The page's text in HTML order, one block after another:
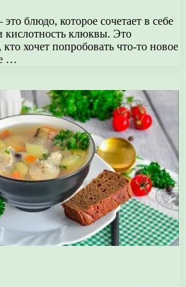
блюдо, которое сочетает в себе
клюквы. Это
хочет попробовать что-то новое
…